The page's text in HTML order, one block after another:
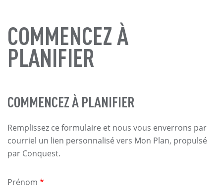
COMMENCEZ À
PLANIFIER
COMMENCEZ À PLANIFIER
Remplissez ce formulaire et nous vous enverrons par
courriel un lien personnalisé vers Mon Plan, propulsé
par Conquest.
Name
Prénom